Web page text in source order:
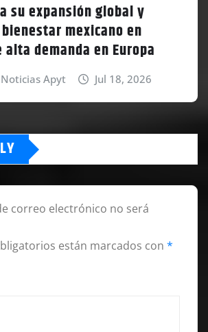
su expansión global y
mexicano en
alta demanda en Europa
Apyt Jul 18, 2026
correo electrónico no será
están marcados con *